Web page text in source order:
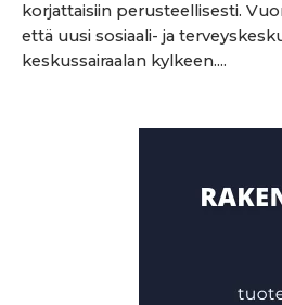
korjattaisiin perusteellisesti.
että uusi sosiaali- ja
keskussairaalan kylkeen....